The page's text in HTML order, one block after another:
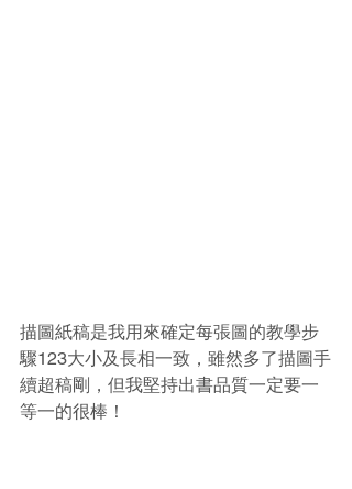
描圖紙稿是我用來確定每張圖的教學步
驟123大小及長相一致，雖然多了描圖手
續超稿剛，但我堅持出書品質一定要一
等一的很棒！